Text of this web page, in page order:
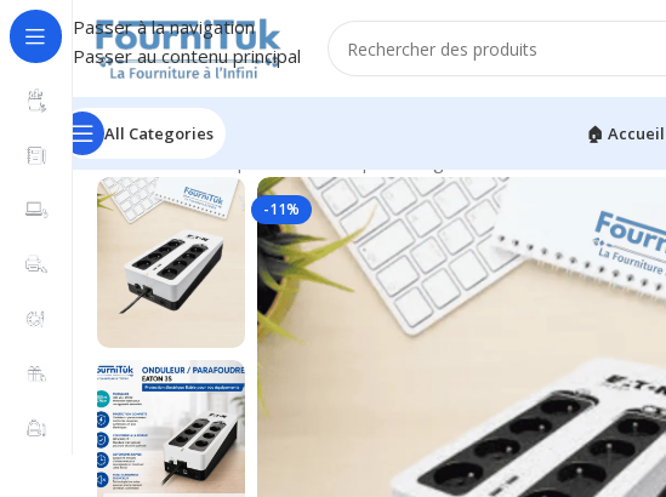
Passer à la navigation
Passer au contenu principal
All Categories 🏠 Accueil
Accueil/Informatique & Bureautique
-11%